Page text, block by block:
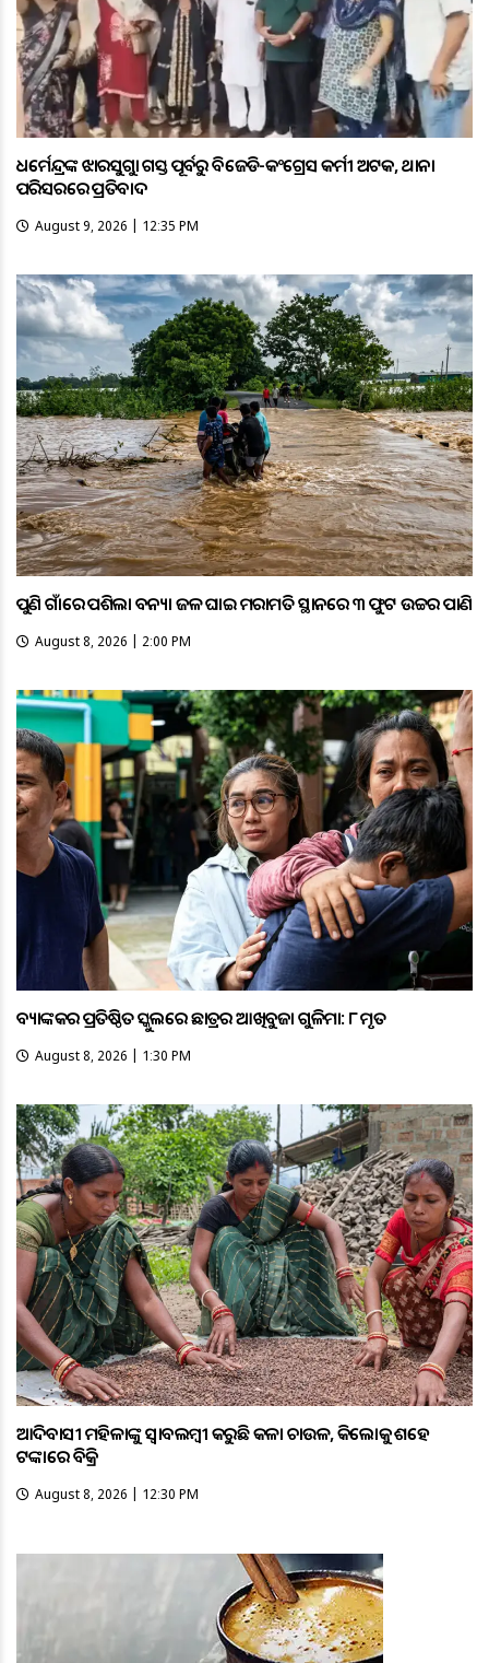
ଧର୍ମେନ୍ଦ୍ରଙ୍କ ଝାରସୁଗୁଡ଼ା ଗସ୍ତ ପୂର୍ବରୁ ବିଜେଡି-କଂଗ୍ରେସ କର୍ମୀ ଅଟକ, ଥାନା
ପରିସରରେ ପ୍ରତିବାଦ
August 9, 2026 | 12:35 PM
ପୁଣି ଗାଁରେ ପଶିଲା ବନ୍ୟା ଜଳ ଘାଇ ମରାମତି ସ୍ଥାନରେ ୩ ଫୁଟ ଉଚ୍ଚର ପାଣି
August 8, 2026 | 2:00 PM
ବ୍ୟାଙ୍କକର ପ୍ରତିଷ୍ଠିତ ସ୍କୁଲରେ ଛାତ୍ରର ଆଖିବୁଜା ଗୁଳିମାଡ଼: ୮ ମୃତ
August 8, 2026 | 1:30 PM
ଆଦିବାସୀ ମହିଳାଙ୍କୁ ସ୍ଵାବଲମ୍ଵୀ କରୁଛି କଳା ଚାଉଳ, କିଲୋକୁ ଶହେ
ଟଙ୍କାରେ ବିକ୍ରି
August 8, 2026 | 12:30 PM